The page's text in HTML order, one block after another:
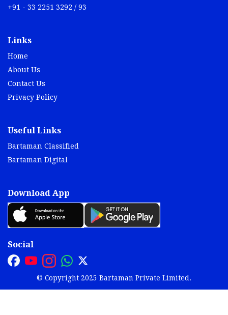
+91 - 33 2251 3292 / 93
Links
Home
About Us
Contact Us
Privacy Policy
Useful Links
Bartaman Classified
Bartaman Digital
Download App
Social
© Copyright 2025 Bartaman Private Limited.